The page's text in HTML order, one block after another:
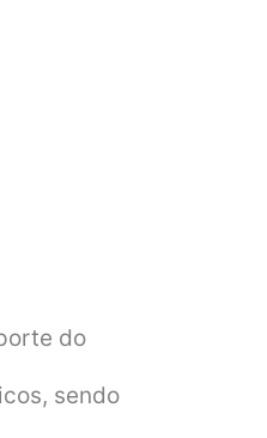
do
sendo